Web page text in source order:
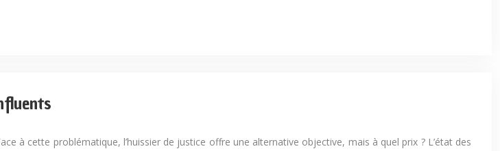
à cette problématique, l’huissier de justice offre une alternative objective, mais à quel prix ? L’état des